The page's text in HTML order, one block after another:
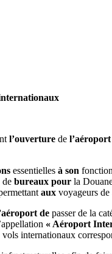
l’ouverture de l’aéroport
essentielles à son
de bureaux pour la
aux voyageurs de
de passerde la
« Aéroport
vols internationaux